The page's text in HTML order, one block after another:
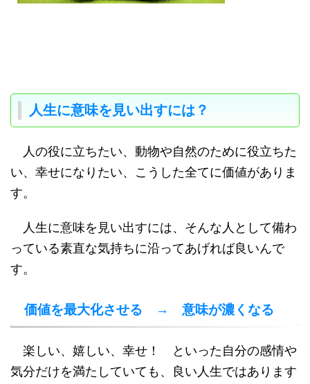
人生に意味を見い出すには？
人の役に立ちたい、動物や自然のために役立ちた
い、幸せになりたい、こうした全てに価値がありま
す。
人生に意味を見い出すには、そんな人として備わ
っている素直な気持ちに沿ってあげれば良いんで
す。
価値を最大化させる → 意味が濃くなる
楽しい、嬉しい、幸せ！ といった自分の感情や
気分だけを満たしていても、良い人生ではあります